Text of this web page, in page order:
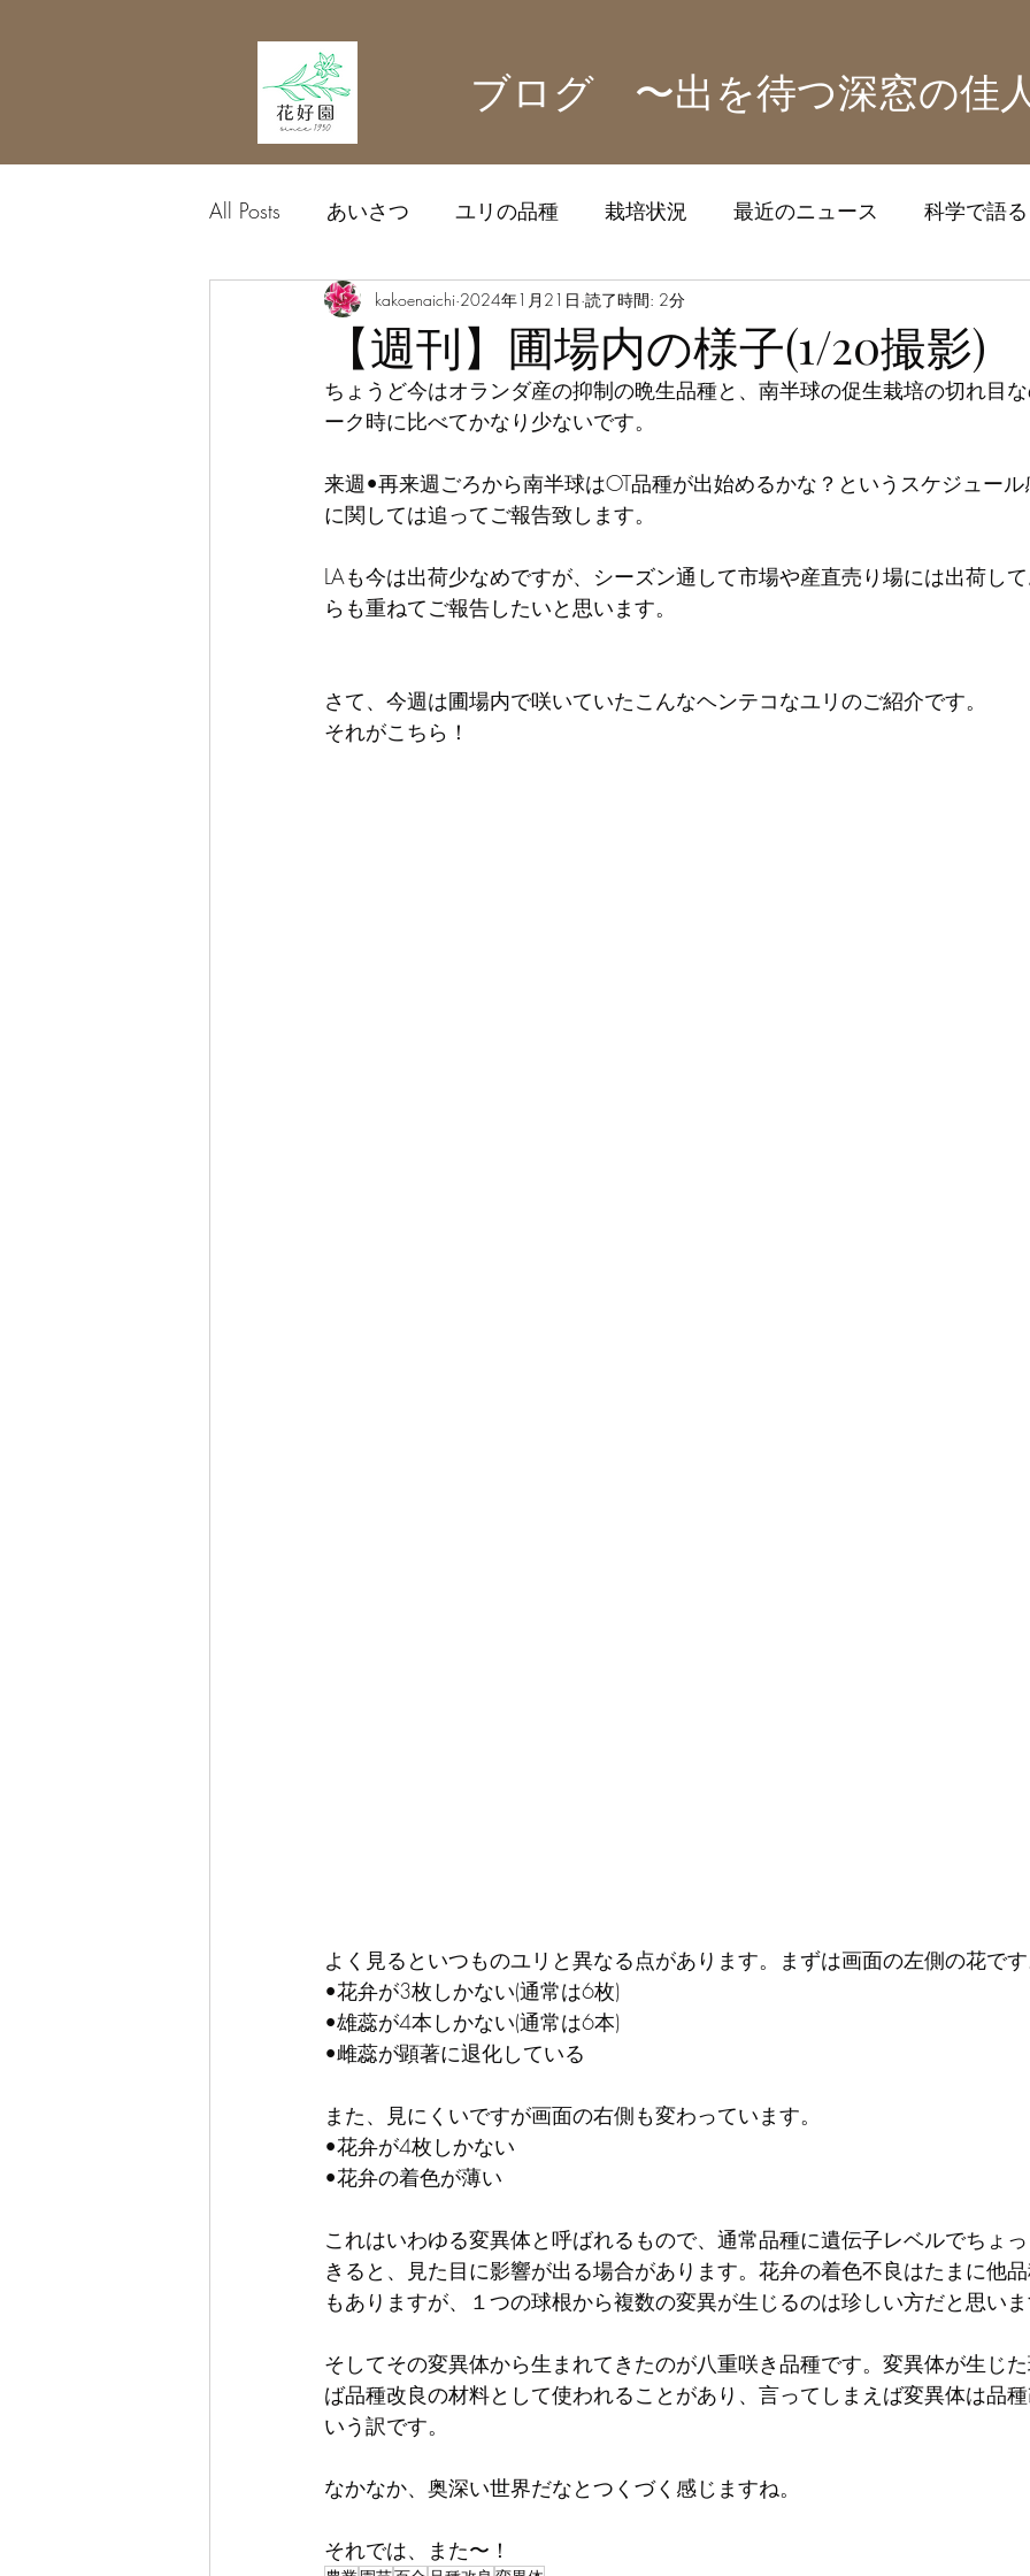
ブログ 〜出を待つ深窓の佳
All Posts あいさつ ユリの品種 栽培状況 最近のニュース 科学で語
農業資材 中日ドラゴンズ
【週刊】圃場内の様子(1/20撮影)
kakoenaichi 2024年1月21日 読了時間: 2分
ちょうど今はオランダ産の抑制の晩生品種と、南半球の促生栽培の切れ目
ーク時に比べてかなり少ないです。
来週•再来週ごろから南半球はOT品種が出始めるかな？というスケジュー
に関しては追ってご報告致します。
LAも今は出荷少なめですが、シーズン通して市場や産直売り場には出荷し
らも重ねてご報告したいと思います。
さて、今週は圃場内で咲いていたこんなヘンテコなユリのご紹介です。
それがこちら！
よく見るといつものユリと異なる点があります。まずは画面の左側の花で
•花弁が3枚しかない(通常は6枚)
•雄蕊が4本しかない(通常は6本)
•雌蕊が顕著に退化している
また、見にくいですが画面の右側も変わっています。
•花弁が4枚しかない
•花弁の着色が薄い
これはいわゆる変異体と呼ばれるもので、通常品種に遺伝子レベルでちょ
きると、見た目に影響が出る場合があります。花弁の着色不良はたまに他
もありますが、１つの球根から複数の変異が生じるのは珍しい方だと思い
そしてその変異体から生まれてきたのが八重咲き品種です。変異体が生じ
ば品種改良の材料として使われることがあり、言ってしまえば変異体は品
いう訳です。
なかなか、奥深い世界だなとつくづく感じますね。
それでは、また〜！